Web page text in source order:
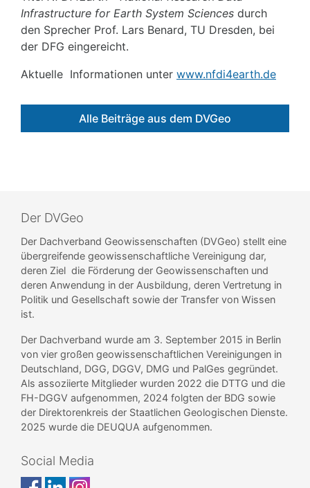
Infrastructure for Earth System Sciences durch
den Sprecher Prof. Lars Benard, TU Dresden, bei
der DFG eingereicht.
Aktuelle Informationen unter www.nfdi4earth.de
Alle Beiträge aus dem DVGeo
Der DVGeo
Der Dachverband Geowissenschaften (DVGeo) stellt eine
übergreifende geowissenschaftliche Vereinigung dar,
deren Ziel die Förderung der Geowissenschaften und
deren Anwendung in der Ausbildung, deren Vertretung in
Politik und Gesellschaft sowie der Transfer von Wissen
ist.
Der Dachverband wurde am 3. September 2015 in Berlin
von vier großen geowissenschaftlichen Vereinigungen in
Deutschland, DGG, DGGV, DMG und PalGes gegründet.
Als assoziierte Mitglieder wurden 2022 die DTTG und die
FH-DGGV aufgenommen, 2024 folgten der BDG sowie
der Direktorenkreis der Staatlichen Geologischen Dienste.
2025 wurde die DEUQUA aufgenommen.
Social Media